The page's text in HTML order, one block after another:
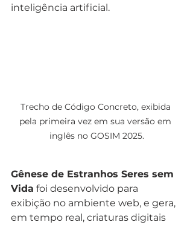
inteligência artificial.
Trecho de Código Concreto, exibida
pela primeira vez em sua versão em
inglês no GOSIM 2025.
Gênese de Estranhos Seres sem
Vida foi desenvolvido para
exibição no ambiente web, e gera,
em tempo real, criaturas digitais